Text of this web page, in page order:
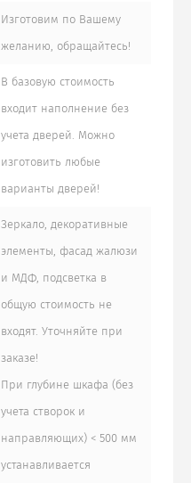
Изготовим по Вашему
желанию, обращайтесь!
В базовую стоимость
входит наполнение без
учета дверей. Можно
изготовить любые
варианты дверей!
Зеркало, декоративные
элементы, фасад жалюзи
и МДФ, подсветка в
общую стоимость не
входят. Уточняйте при
заказе!
При глубине шкафа (без
учета створок и
направляющих) < 500 мм
устанавливается